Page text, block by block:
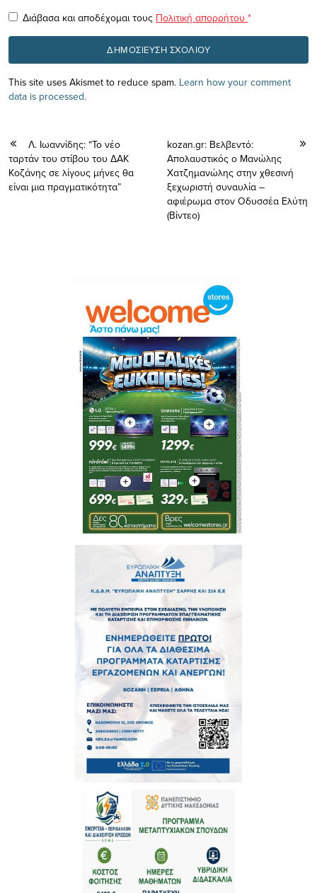
Διάβασα και αποδέχομαι τους Πολιτική απορρήτου *
This site uses Akismet to reduce spam. Learn how your comment
data is processed.
Λ. Ιωαννίδης: “Το νέο
ταρτάν του στίβου του ΔΑΚ
Κοζάνης σε λίγους μήνες θα
είναι μια πραγματικότητα”
kozan.gr: Βελβεντό:
Απολαυστικός ο Μανώλης
Χατζημανώλης στην χθεσινή
ξεχωριστή συναυλία –
αφιέρωμα στον Οδυσσέα Ελύτη
(Βίντεο)